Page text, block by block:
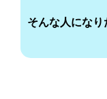
そんな人になり